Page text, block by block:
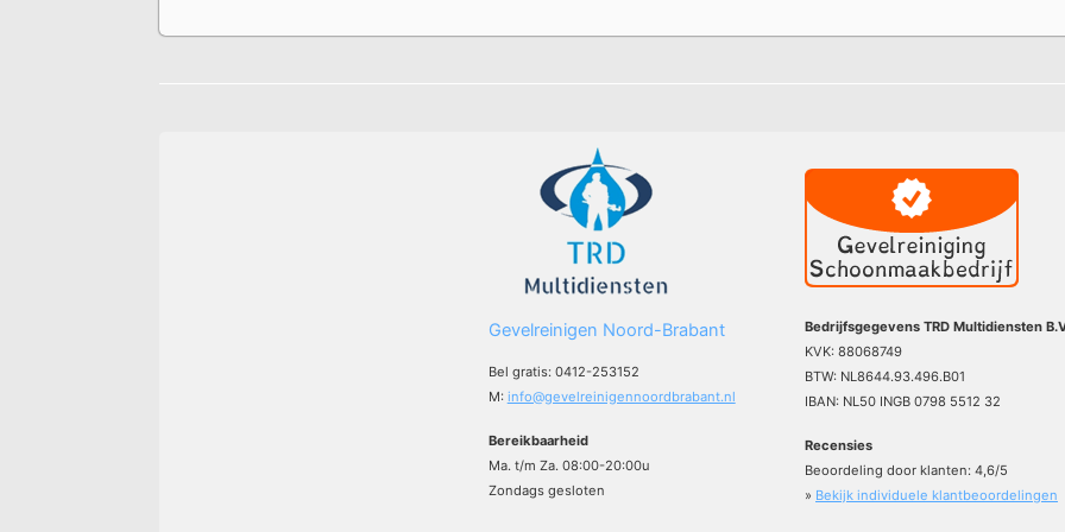
Gevelreinigen Noord-Brabant
Bel gratis: 0412-253152
M: info@gevelreinigennoordbrabant.nl
Bereikbaarheid
Ma. t/m Za. 08:00-20:00u
Zondags gesloten
Bedrijfsgegevens TRD Multidiensten
KVK: 88068749
BTW: NL8644.93.496.B01
IBAN: NL50 INGB 0798 5512 32
Recensies
Beoordeling door klanten: 4,6/5
» Bekijk individuele klantbeoordelingen